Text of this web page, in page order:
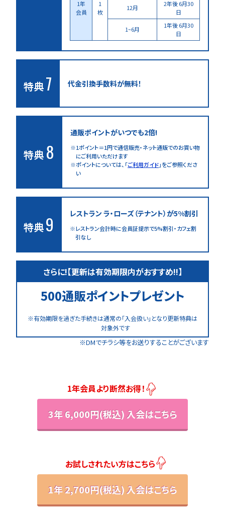
1年
会員
1
枚
12月
2年後 6月30
日
1~6月
1年後 6月30
日
特典7 代金引換手数料が無料！
特典 8
通販ポイントがいつでも2倍!
1ポイント＝1円で通信販売・ネット通販でのお買い物
にご利用いただけます
ポイントについては、「ご利用ガイド」をご参照くださ
い
特典9 レストラン ラ・ローズ（テナント）が5%割引
レストラン会計時に会員証提示で5%割引・カフェ割
引なし
さらに!【更新は有効期限内がおすすめ!!】
500通販ポイントプレゼント
有効期限を過ぎた手続きは通常の「入会扱い」となり更新特典は
対象外です
DMでチラシ等をお送りすることがございます
1年会員より断然お得！
3年 6,000円(税込) 入会はこちら
お試しされたい方はこちら
1年 2,700円(税込) 入会はこちら